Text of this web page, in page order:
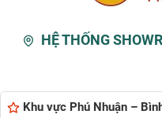
HỆ THỐNG
Khu vực Phú Nhuận –